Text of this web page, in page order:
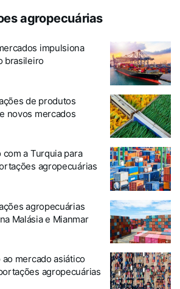
agropecuárias
impulsiona
brasileiro
de produtos
novos mercados
a Turquia para
agropecuárias
agropecuárias
Malásia e Mianmar
mercado asiático
agropecuárias